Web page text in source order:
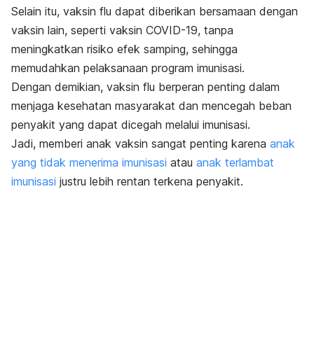
Selain itu, vaksin flu dapat diberikan bersamaan dengan
vaksin lain, seperti vaksin COVID-19, tanpa
meningkatkan risiko efek samping, sehingga
memudahkan pelaksanaan program imunisasi.
Dengan demikian, vaksin flu berperan penting dalam
menjaga kesehatan masyarakat dan mencegah beban
penyakit yang dapat dicegah melalui imunisasi.
Jadi, memberi anak vaksin sangat penting karena anak
yang tidak menerima imunisasi atau anak terlambat
imunisasi justru lebih rentan terkena penyakit.